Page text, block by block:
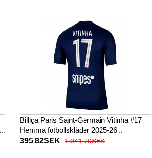
Billiga Paris Saint-Germain Vitinha #17
Hemma fotbollskläder 2025-26
Kortärmad
395.82SEK 1 041.70SEK